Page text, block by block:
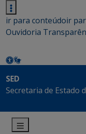
ir para conteúdoir
Ouvidoria
SED
Secretaria de Estado